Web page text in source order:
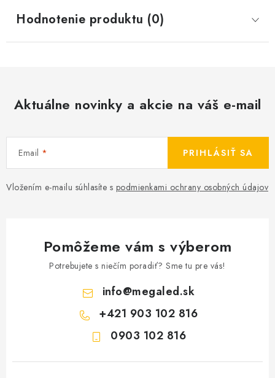
Hodnotenie produktu (0)
Aktuálne novinky a akcie na váš e-mail
Email
Vložením e-mailu súhlasíte s podmienkami ochrany osobných údajov
PRIHLÁSIŤ SA
Pomôžeme vám s výberom
Potrebujete s niečím poradiť? Sme tu pre vás!
info@megaled.sk
+421 903 102 816
0903 102 816